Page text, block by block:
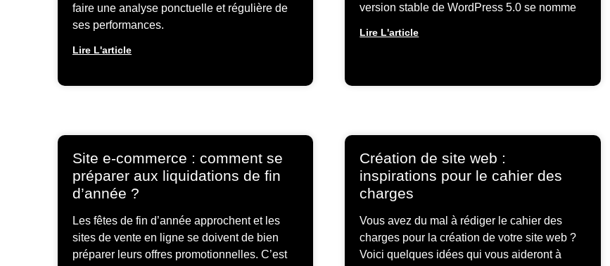
faire une analyse ponctuelle et régulière de
ses performances.
Lire L'article
version stable de WordPress 5.0 se nomme
Lire L'article
Site e-commerce : comment se
préparer aux liquidations de fin
d’année ?
Les fêtes de fin d’année approchent et les
sites de vente en ligne se doivent de bien
préparer leurs offres promotionnelles. C’est
Création de site web :
inspirations pour le cahier des
charges
Vous avez du mal à rédiger le cahier des
charges pour la création de votre site web ?
Voici quelques idées qui vous aideront à